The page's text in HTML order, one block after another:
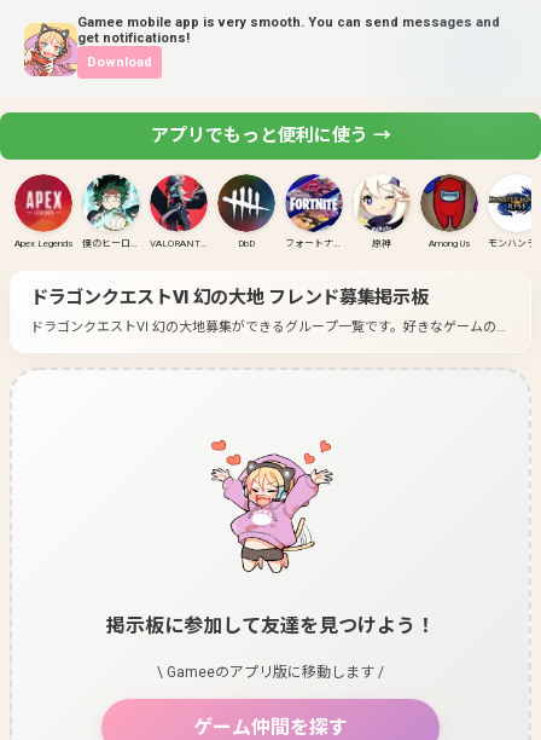
Gamee mobile app is very smooth. You can send messages and
get notifications!
Download
アプリでもっと便利に使う →
Apex Legends 僕のヒーローアカデミア ULTRA RUMBLE VALORANT(PC) DbD フォートナイト 原神 Among Us
ドラゴンクエストVI 幻の大地フレンド募集掲示板
ドラゴンクエストVI 幻の大地募集ができるグループ一覧です。 好きなゲームのグ
掲示板に参加して友達を見つけよう！
\ Gameeのアプリ版に移動します /
ゲーム仲間を探す